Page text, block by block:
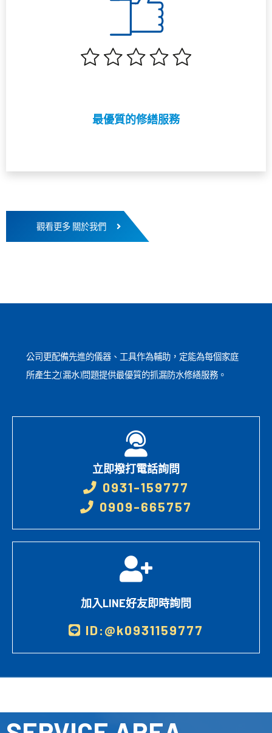
最優質的修繕服務
觀看更多 關於我們
公司更配備先進的儀器、工具作為輔助，定能為每個家庭
所產生之(漏水)問題提供最優質的抓漏防水修繕服務。
立即撥打電話詢問
0931-159777
0909-665757
加入LINE好友即時詢問
ID:@k0931159777